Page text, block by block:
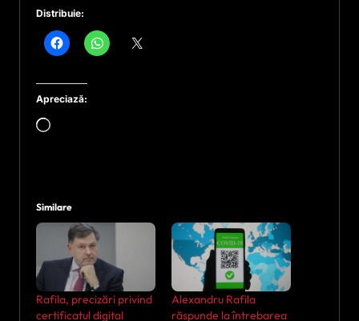
Distribuie:
Apreciază:
Încarc...
Similare
Rafila, precizări privind
certificatul digital
Alexandru Rafila
răspunde la întrebarea